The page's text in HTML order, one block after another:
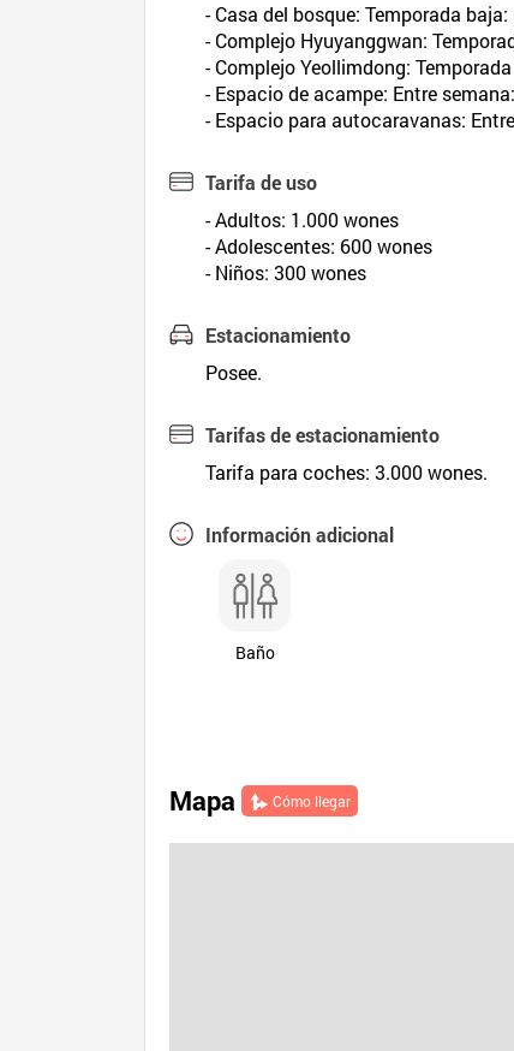
- Casa del bosque: Temporada
- Complejo Hyuyanggwan:
- Complejo Yeollimdong:
- Espacio de acampe: Entre
- Espacio para autocaravanas:
Tarifa de uso
- Adultos: 1.000 wones
- Adolescentes: 600 wones
- Niños: 300 wones
Estacionamiento
Posee.
Tarifas de estacionamiento
Tarifa para coches: 3.000 wones.
Información adicional
Baño
Mapa Cómo llegar